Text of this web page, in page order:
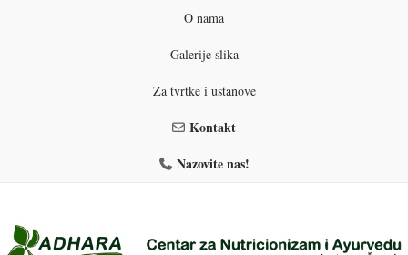
O nama
Galerije slika
Za tvrtke i ustanove
Kontakt
Nazovite nas!